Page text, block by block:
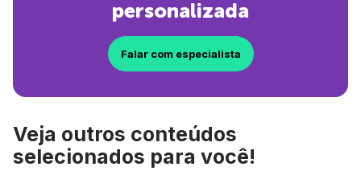
personalizada
Falar com especialista
Veja outros conteúdos
selecionados para você!